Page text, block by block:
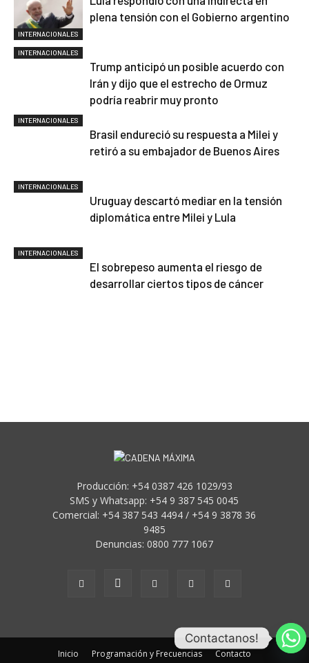
INTERNACIONALES
plena tensión con el Gobierno argentino
INTERNACIONALES
Trump anticipó un posible acuerdo con
Irán y dijo que el estrecho de Ormuz
podría reabrir muy pronto
INTERNACIONALES
Brasil endureció su respuesta a Milei y
retiró a su embajador de Buenos Aires
INTERNACIONALES
Uruguay descartó mediar en la tensión
diplomática entre Milei y Lula
INTERNACIONALES
El sobrepeso aumenta el riesgo de
desarrollar ciertos tipos de cáncer
Producción: +54 0387 426 1029/93
SMS y Whatsapp: +54 9 387 545 0045
Comercial: +54 387 543 4494 / +54 9 3878 36
9485
Denuncias: 0800 777 1067
Inicio Programación y Frecuencias Contacto
Contactanos!